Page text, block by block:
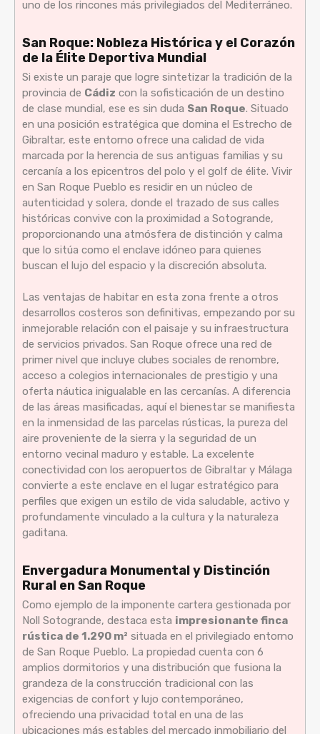
uno de los rincones más privilegiados del Mediterráneo.
San Roque: Nobleza Histórica y el Corazón
de la Élite Deportiva Mundial
Si existe un paraje que logre sintetizar la tradición de la
provincia de Cádiz con la sofisticación de un destino
de clase mundial, ese es sin duda San Roque. Situado
en una posición estratégica que domina el Estrecho de
Gibraltar, este entorno ofrece una calidad de vida
marcada por la herencia de sus antiguas familias y su
cercanía a los epicentros del polo y el golf de élite. Vivir
en San Roque Pueblo es residir en un núcleo de
autenticidad y solera, donde el trazado de sus calles
históricas convive con la proximidad a Sotogrande,
proporcionando una atmósfera de distinción y calma
que lo sitúa como el enclave idóneo para quienes
buscan el lujo del espacio y la discreción absoluta.
Las ventajas de habitar en esta zona frente a otros
desarrollos costeros son definitivas, empezando por su
inmejorable relación con el paisaje y su infraestructura
de servicios privados. San Roque ofrece una red de
primer nivel que incluye clubes sociales de renombre,
acceso a colegios internacionales de prestigio y una
oferta náutica inigualable en las cercanías. A diferencia
de las áreas masificadas, aquí el bienestar se manifiesta
en la inmensidad de las parcelas rústicas, la pureza del
aire proveniente de la sierra y la seguridad de un
entorno vecinal maduro y estable. La excelente
conectividad con los aeropuertos de Gibraltar y Málaga
convierte a este enclave en el lugar estratégico para
perfiles que exigen un estilo de vida saludable, activo y
profundamente vinculado a la cultura y la naturaleza
gaditana.
Envergadura Monumental y Distinción
Rural en San Roque
Como ejemplo de la imponente cartera gestionada por
Noll Sotogrande, destaca esta impresionante finca
rústica de 1.290 m² situada en el privilegiado entorno
de San Roque Pueblo. La propiedad cuenta con 6
amplios dormitorios y una distribución que fusiona la
grandeza de la construcción tradicional con las
exigencias de confort y lujo contemporáneo,
ofreciendo una privacidad total en una de las
ubicaciones más estables del mercado inmobiliario del